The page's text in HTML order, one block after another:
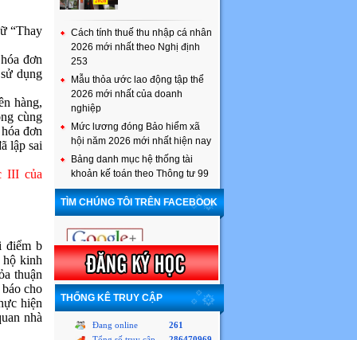
“Thay
đơn
dụng
hàng,
cùng
đơn
lập sai
III của
điểm b
kinh
thuận
cho
hiện
nhà
Cách tính thuế thu nhập cá nhân
2026 mới nhất theo Nghị định
253
Mẫu thỏa ước lao động tập thể
2026 mới nhất của doanh
nghiệp
Mức lương đóng Bảo hiểm xã
hội năm 2026 mới nhất hiện nay
Bảng danh mục hệ thống tài
khoản kế toán theo Thông tư 99
TÌM CHÚNG TÔI TRÊN FACEBOOK
THỐNG KÊ TRUY CẬP
Đang online
261